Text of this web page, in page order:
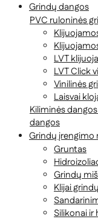
Grindų dangos
PVC ruloninės
LVT
LVT Click
Vinilinės
Laisvai
Kiliminės
dangos
Grindų įrengimo
Gruntas
Grindų
Klijai
Silikonai ir